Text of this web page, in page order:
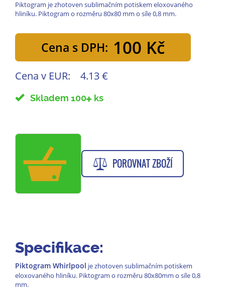
Piktogram je zhotoven sublimačním potiskem eloxovaného
hliníku. Piktogram o rozměru 80x80 mm o síle 0,8 mm.
Cena s DPH: 100 Kč
Cena v EUR: 4.13 €
Skladem 100 ks
POROVNAT ZBOŽÍ
Specifikace:
Piktogram Whirlpool je zhotoven sublimačním potiskem
eloxovaného hliníku. Piktogram o rozměru 80x80mm o síle 0,8
mm.